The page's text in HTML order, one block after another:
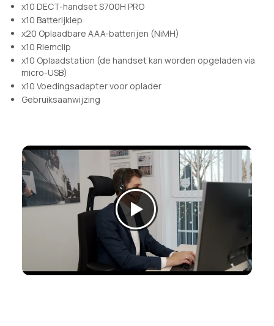
x10 DECT-handset S700H PRO
x10 Batterijklep
x20 Oplaadbare AAA-batterijen (NiMH)
x10 Riemclip
x10 Oplaadstation (de handset kan worden opgeladen via
micro-USB)
x10 Voedingsadapter voor oplader
Gebruiksaanwijzing